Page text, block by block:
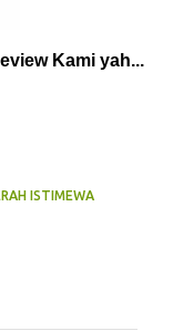
Kami yah...
ISTIMEWA